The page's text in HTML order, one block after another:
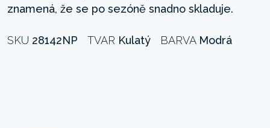
znamená, že se po sezóně snadno skladuje.
SKU 28142NP TVAR Kulatý BARVA Modrá